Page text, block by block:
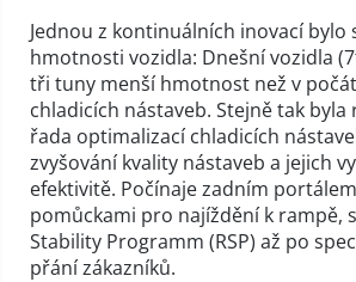
Jednou z kontinuálních inovací bylo
hmotnosti vozidla: Dnešní vozidla
tři tuny menší hmotnost než v
chladicích nástaveb. Stejně tak byla
řada optimalizací chladicích
zvyšování kvality nástaveb a jejich
efektivitě. Počínaje zadním
pomůckami pro najíždění k rampě,
Stability Programm (RSP) až po
přání zákazníků.